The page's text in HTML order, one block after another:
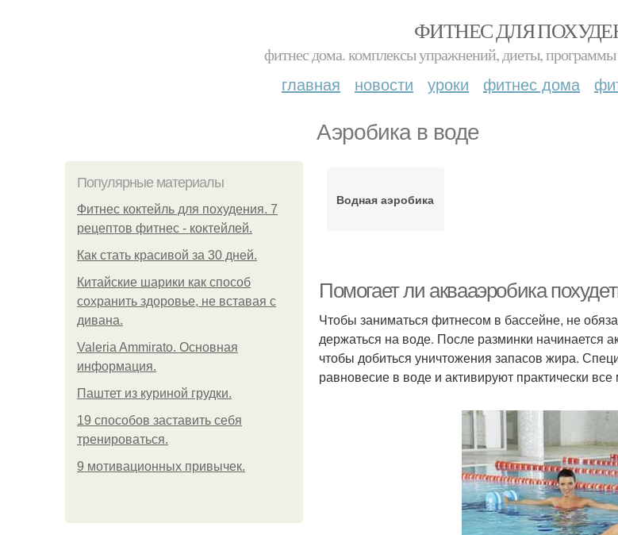
ФИТНЕС ДЛЯ
фитнес дома. комплексы упражнений, диеты, программы
главная новости уроки фитнес дома
Аэробика в воде
Популярные материалы
Фитнес коктейль для похудения. 7
рецептов фитнес - коктейлей.
Как стать красивой за 30 дней.
Китайские шарики как способ
сохранить здоровье, не вставая с
дивана.
Valeria Ammirato. Основная
информация.
Паштет из куриной грудки.
19 способов заставить себя
тренироваться.
9 мотивационных привычек.
Водная аэробика
Помогает ли аквааэробика
Чтобы заниматься фитнесом в бассейне, не
держаться на воде. После разминки начинается
чтобы добиться уничтожения запасов жира.
равновесие в воде и активируют практически